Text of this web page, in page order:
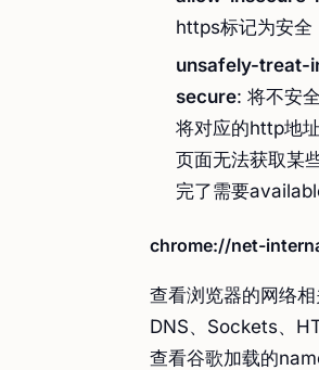
https标记为安全
unsafely-treat-
secure: 将不安
将对应的http地
页面无法获取某
完了需要
chrome://net-
查看浏览器的网络
DNS、Sockets、
查看谷歌加载的